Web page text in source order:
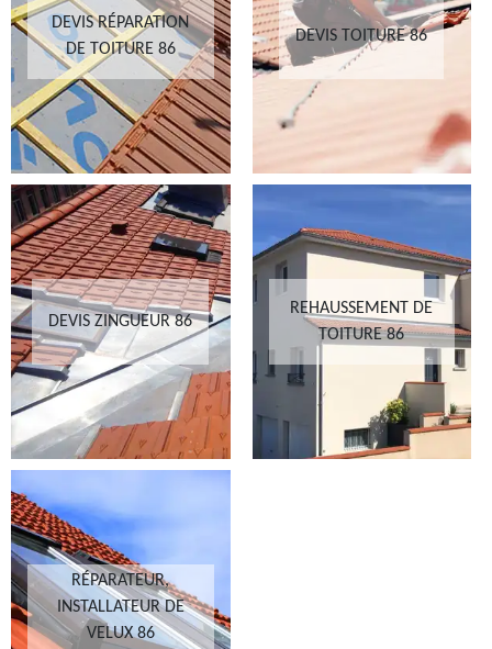
DEVIS RÉPARATION
DE TOITURE 86
DEVIS TOITURE 86
DEVIS ZINGUEUR 86
REHAUSSEMENT DE
TOITURE 86
RÉPARATEUR,
INSTALLATEUR DE
VELUX 86